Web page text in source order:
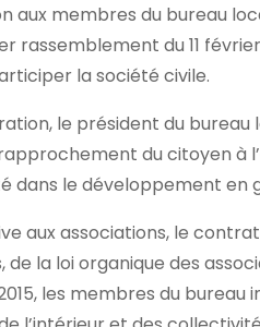
aux membres du bureau
du 11 février
la société civile.
le président du
du citoyen à
dans le développement en
aux associations, le
la loi organique des
les membres du bureau